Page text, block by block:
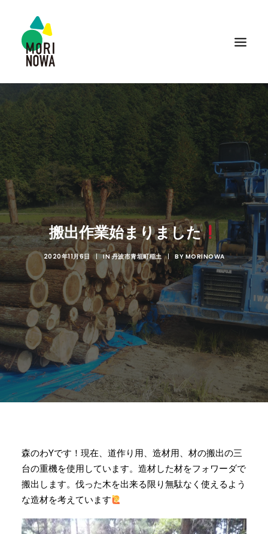
搬出作業始まりました
2020年11月6日 | IN丹波市青垣町稲土 | BYMORINOWA
森のわYです！現在、道作り用、造材用、材の搬出の三
台の重機を使用しています。造材した材をフォワーダで
搬出します。伐った木を出来る限り無駄なく使えるよう
な造材を考えています